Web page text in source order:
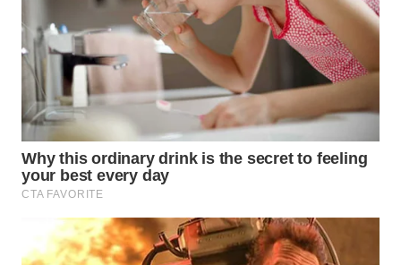
WAHANA
INFRASTRUKTUR
WAHANA
KONSUMEN
WAHANA
LISTRIK
TRAVEL